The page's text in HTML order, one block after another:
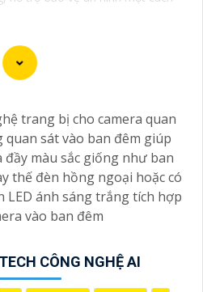
thiệu dịch vụ lắp đặt
nghệ, giúp nâng cao hiệu
lý trong không gian công
vị.
thống Camera được tích
nhận biết chuyển động đột
✴️2:**Giám Sát Thời Gian
trang bị cho camera quan
sát vào ban đêm giúp
màu sắc giống như ban
thế đèn hồng ngoại hoặc có
ánh sáng trắng tích hợp
vào ban đêm
CÔNG NGHỆ AI